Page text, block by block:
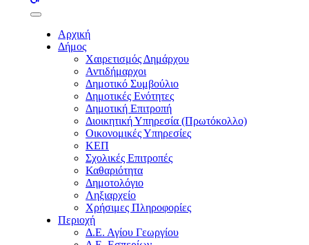
buttons
Αρχική
Δήμος
Χαιρετισμός Δημάρχου
Αντιδήμαρχοι
Δημοτικό Συμβούλιο
Δημοτικές Ενότητες
Δημοτική Επιτροπή
Διοικητική Υπηρεσία (Πρωτόκολλο)
Οικονομικές Υπηρεσίες
ΚΕΠ
Σχολικές Επιτροπές
Καθαριότητα
Δημοτολόγιο
Ληξιαρχείο
Χρήσιμες Πληροφορίες
Περιοχή
Δ.Ε. Αγίου Γεωργίου